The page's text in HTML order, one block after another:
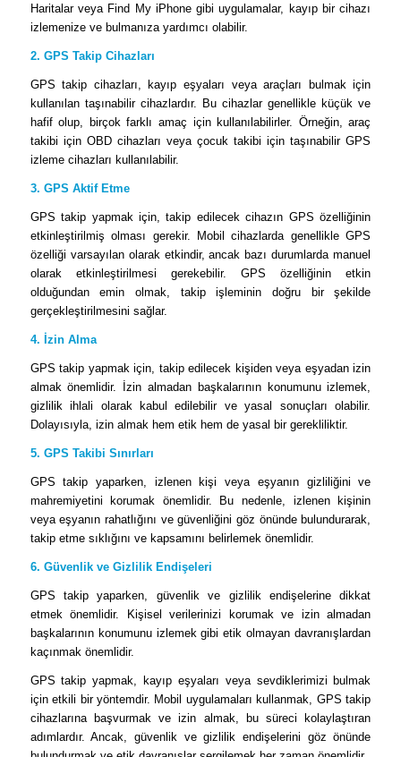
Haritalar veya Find My iPhone gibi uygulamalar, kayıp bir cihazı
izlemenize ve bulmanıza yardımcı olabilir.
2. GPS Takip Cihazları
GPS takip cihazları, kayıp eşyaları veya araçları bulmak için
kullanılan taşınabilir cihazlardır. Bu cihazlar genellikle küçük ve
hafif olup, birçok farklı amaç için kullanılabilirler. Örneğin, araç
takibi için OBD cihazları veya çocuk takibi için taşınabilir GPS
izleme cihazları kullanılabilir.
3. GPS Aktif Etme
GPS takip yapmak için, takip edilecek cihazın GPS özelliğinin
etkinleştirilmiş olması gerekir. Mobil cihazlarda genellikle GPS
özelliği varsayılan olarak etkindir, ancak bazı durumlarda manuel
olarak etkinleştirilmesi gerekebilir. GPS özelliğinin etkin
olduğundan emin olmak, takip işleminin doğru bir şekilde
gerçekleştirilmesini sağlar.
4. İzin Alma
GPS takip yapmak için, takip edilecek kişiden veya eşyadan izin
almak önemlidir. İzin almadan başkalarının konumunu izlemek,
gizlilik ihlali olarak kabul edilebilir ve yasal sonuçları olabilir.
Dolayısıyla, izin almak hem etik hem de yasal bir gerekliliktir.
5. GPS Takibi Sınırları
GPS takip yaparken, izlenen kişi veya eşyanın gizliliğini ve
mahremiyetini korumak önemlidir. Bu nedenle, izlenen kişinin
veya eşyanın rahatlığını ve güvenliğini göz önünde bulundurarak,
takip etme sıklığını ve kapsamını belirlemek önemlidir.
6. Güvenlik ve Gizlilik Endişeleri
GPS takip yaparken, güvenlik ve gizlilik endişelerine dikkat
etmek önemlidir. Kişisel verilerinizi korumak ve izin almadan
başkalarının konumunu izlemek gibi etik olmayan davranışlardan
kaçınmak önemlidir.
GPS takip yapmak, kayıp eşyaları veya sevdiklerimizi bulmak
için etkili bir yöntemdir. Mobil uygulamaları kullanmak, GPS takip
cihazlarına başvurmak ve izin almak, bu süreci kolaylaştıran
adımlardır. Ancak, güvenlik ve gizlilik endişelerini göz önünde